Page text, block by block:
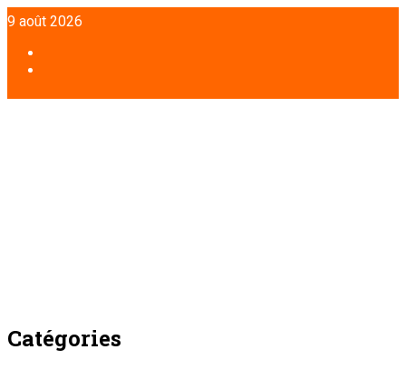
Aller
au
contenu
9 août 2026
Catégories